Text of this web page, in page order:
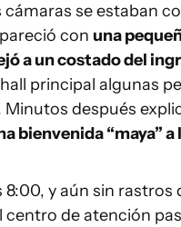
cámaras se estaban
con una
a un costado del
principal algunas
Minutos después
bienvenida “maya”
8:00, y aún sin rastros
centro de atención